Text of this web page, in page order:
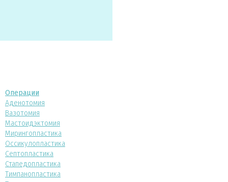
Операции
Аденотомия
Вазотомия
Мастоидэктомия
Мирингопластика
Оссикулопластика
Септопластика
Стапедопластика
Тимпанопластика